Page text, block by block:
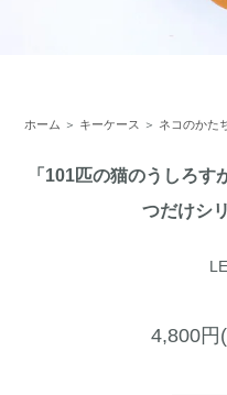
ホーム ＞ キーケース ＞ ネコのかた
「101匹の猫のうしろす
つだけシ
4,800円